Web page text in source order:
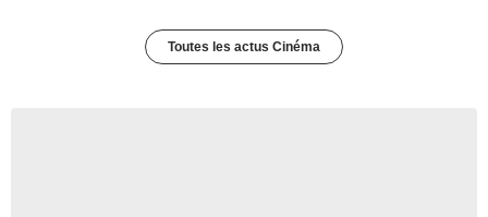
Toutes les actus Cinéma